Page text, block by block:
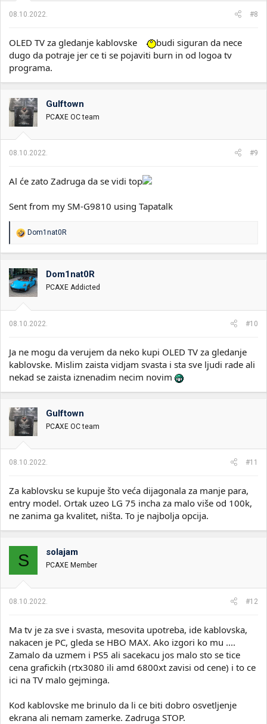
08.10.2022. #8
OLED TV za gledanje kablovske
budi siguran da nece
dugo da potraje jer ce ti se pojaviti burn in od logoa tv
programa.
Gulftown
PCAXE OC team
08.10.2022. #9
Al će zato Zadruga da se vidi top
Sent from my SM-G9810 using Tapatalk
R
a
o
v
a
n
:
Dom1nat0R
Dom1nat0R
PCAXE Addicted
08.10.2022. #10
Ja ne mogu da verujem da neko kupi OLED TV za gledanje
kablovske. Mislim zaista vidjam svasta i sta sve ljudi rade ali
nekad se zaista iznenadim necim novim
Gulftown
PCAXE OC team
08.10.2022. #11
Za kablovsku se kupuje što veća dijagonala za manje para,
entry model. Ortak uzeo LG 75 incha za malo više od 100k,
ne zanima ga kvalitet, ništa. To je najbolja opcija.
S solajam
PCAXE Member
08.10.2022. #12
Ma tv je za sve i svasta, mesovita upotreba, ide kablovska,
nakacen je PC, gleda se HBO MAX. Ako izgori ko mu ....
Zamalo da uzmem i PS5 ali sacekacu jos malo sto se tice
cena grafickih (rtx3080 ili amd 6800xt zavisi od cene) i to ce
ici na TV malo gejminga.
Kod kablovske me brinulo da li ce biti dobro osvetljenje
ekrana ali nemam zamerke. Zadruga STOP.